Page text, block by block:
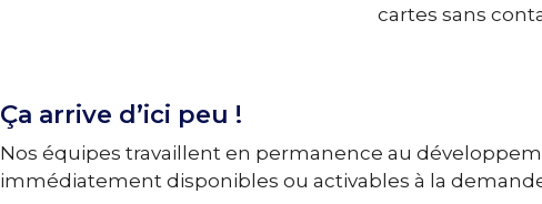
cartes sans
Ça arrive d’ici peu !
Nos équipes travaillent en permanence au
immédiatement disponibles ou activables à la